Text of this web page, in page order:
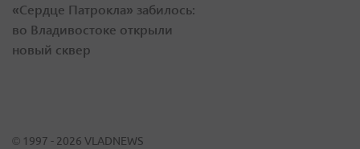
«Сердце Патрокла» забилось:
во Владивостоке открыли
новый сквер
© 1997 - 2026 VLADNEWS